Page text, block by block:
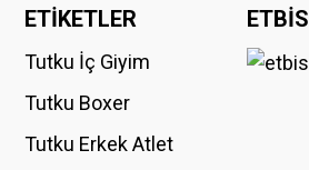
ETİKETLER
Tutku İç Giyim
Tutku Boxer
Tutku Erkek Atlet
ETBİS